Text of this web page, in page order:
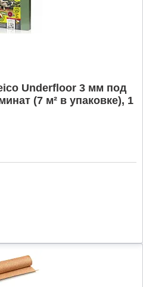
Underfloor 3 мм под
(7 м² в упаковке), 1